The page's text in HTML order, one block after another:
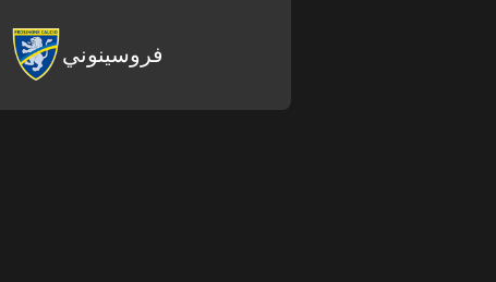
فروسينوني